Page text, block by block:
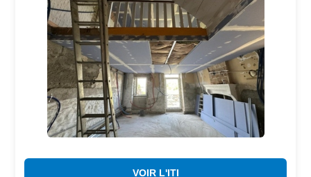
VOIR L'ITI